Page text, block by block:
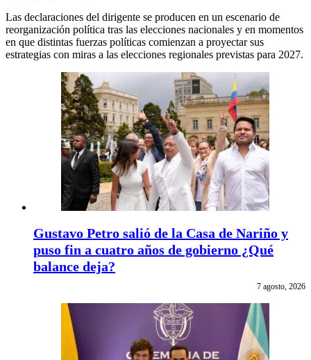
Las declaraciones del dirigente se producen en un escenario de
reorganización política tras las elecciones nacionales y en momentos
en que distintas fuerzas políticas comienzan a proyectar sus
estrategias con miras a las elecciones regionales previstas para 2027.
Gustavo Petro salió de la Casa de Nariño y
puso fin a cuatro años de gobierno ¿Qué
balance deja?
7 agosto, 2026